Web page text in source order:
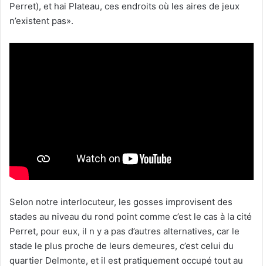
Perret), et hai Plateau, ces endroits où les aires de jeux
n’existent pas».
Selon notre interlocuteur, les gosses improvisent des
stades au niveau du rond point comme c’est le cas à la cité
Perret, pour eux, il n y a pas d’autres alternatives, car le
stade le plus proche de leurs demeures, c’est celui du
quartier Delmonte, et il est pratiquement occupé tout au